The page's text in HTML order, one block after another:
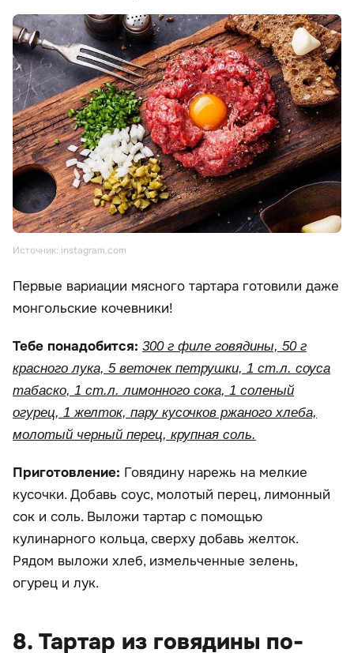
Источник: instagram.com
Первые вариации мясного тартара готовили даже
монгольские кочевники!
Тебе понадобится: 300 г филе говядины, 50 г
красного лука, 5 веточек петрушки, 1 ст.л. соуса
табаско, 1 ст.л. лимонного сока, 1 соленый
огурец, 1 желток, пару кусочков ржаного хлеба,
молотый черный перец, крупная соль.
Приготовление: Говядину нарежь на мелкие
кусочки. Добавь соус, молотый перец, лимонный
сок и соль. Выложи тартар с помощью
кулинарного кольца, сверху добавь желток.
Рядом выложи хлеб, измельченные зелень,
огурец и лук.
8. Тартар из говядины по-